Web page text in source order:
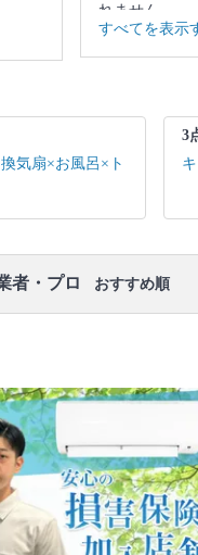
れません。
▼表示価格に
範囲
作業場所の簡
口コミ
もご参
※本ページで
すべてを表示
気扇×お風呂×ト
3
者・プロ おすすめ順